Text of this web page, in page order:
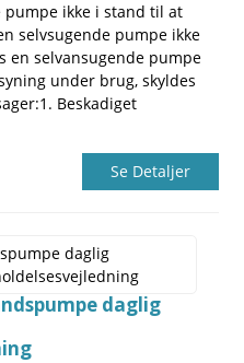
pumpe ikke i stand til at
selvsugende pumpe ikke
en selvansugende pumpe
under brug, skyldes
Beskadiget
Se Detaljer
daglig